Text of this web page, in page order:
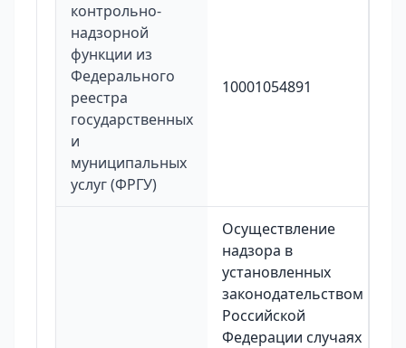
контрольно-
надзорной
функции из
Федерального
реестра
государственных
и
муниципальных
услуг (ФРГУ)
10001054891
Осуществление
надзора в
установленных
законодательством
Российской
Федерации случаях